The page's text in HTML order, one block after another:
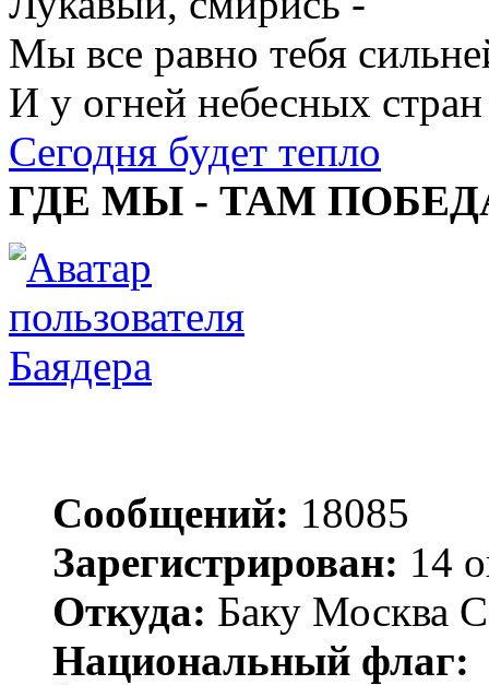
Мы все равно тебя
И у огней небесных стран
Сегодня будет тепло
ГДЕ МЫ - ТАМ
Баядера
Сообщений: 18085
Зарегистрирован: 14
Откуда: Баку Москва
Национальный флаг: